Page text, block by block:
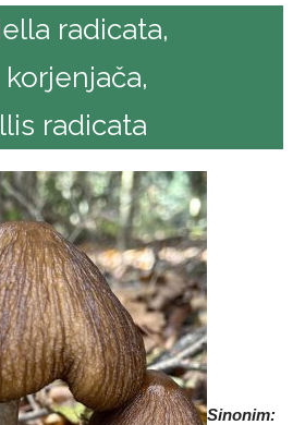
radicata,
radicata
Sinonim: